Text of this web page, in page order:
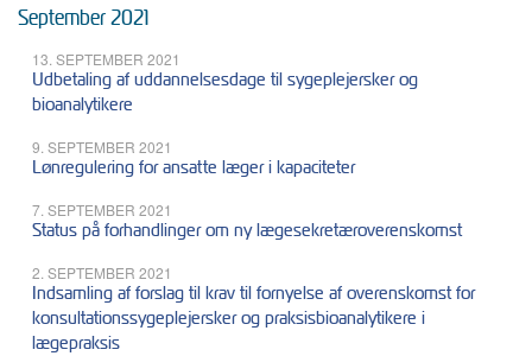
September 2021
13. SEPTEMBER 2021
Udbetaling af uddannelsesdage til sygeplejersker og
bioanalytikere
9. SEPTEMBER 2021
Lønregulering for ansatte læger i kapaciteter
7. SEPTEMBER 2021
Status på forhandlinger om ny lægesekretæroverenskomst
2. SEPTEMBER 2021
Indsamling af forslag til krav til fornyelse af overenskomst for
konsultationssygeplejersker og praksisbioanalytikere i
lægepraksis